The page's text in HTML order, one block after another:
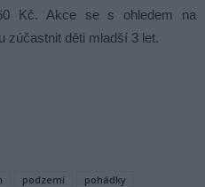
Kč. Akce se s ohledem na
zúčastnit děti mladší 3 let.
podzemí pohádky